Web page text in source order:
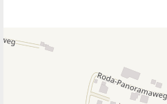
ANBIETER